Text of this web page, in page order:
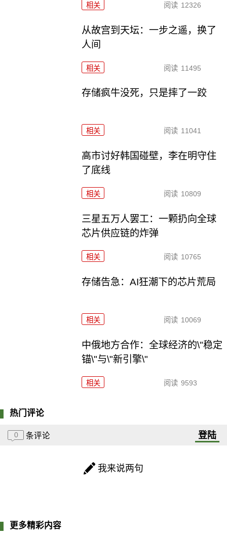
相关 阅读 12326
从故宫到天坛：一步之遥，换了
人间
相关 阅读 11495
存储疯牛没死，只是摔了一跤
相关 阅读 11041
高市讨好韩国碰壁，李在明守住
了底线
相关 阅读 10809
三星五万人罢工：一颗扔向全球
芯片供应链的炸弹
相关 阅读 10765
存储告急：AI狂潮下的芯片荒局
相关 阅读 10069
中俄地方合作：全球经济的\"稳定
锚\"与\"新引擎\"
相关 阅读 9593
热门评论
0 条评论 登陆
我来说两句
更多精彩内容